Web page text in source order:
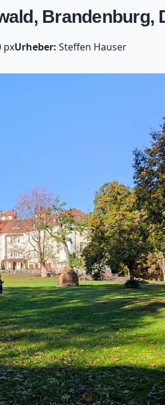
Brandenburg,
pxUrheber: Steffen Hauser